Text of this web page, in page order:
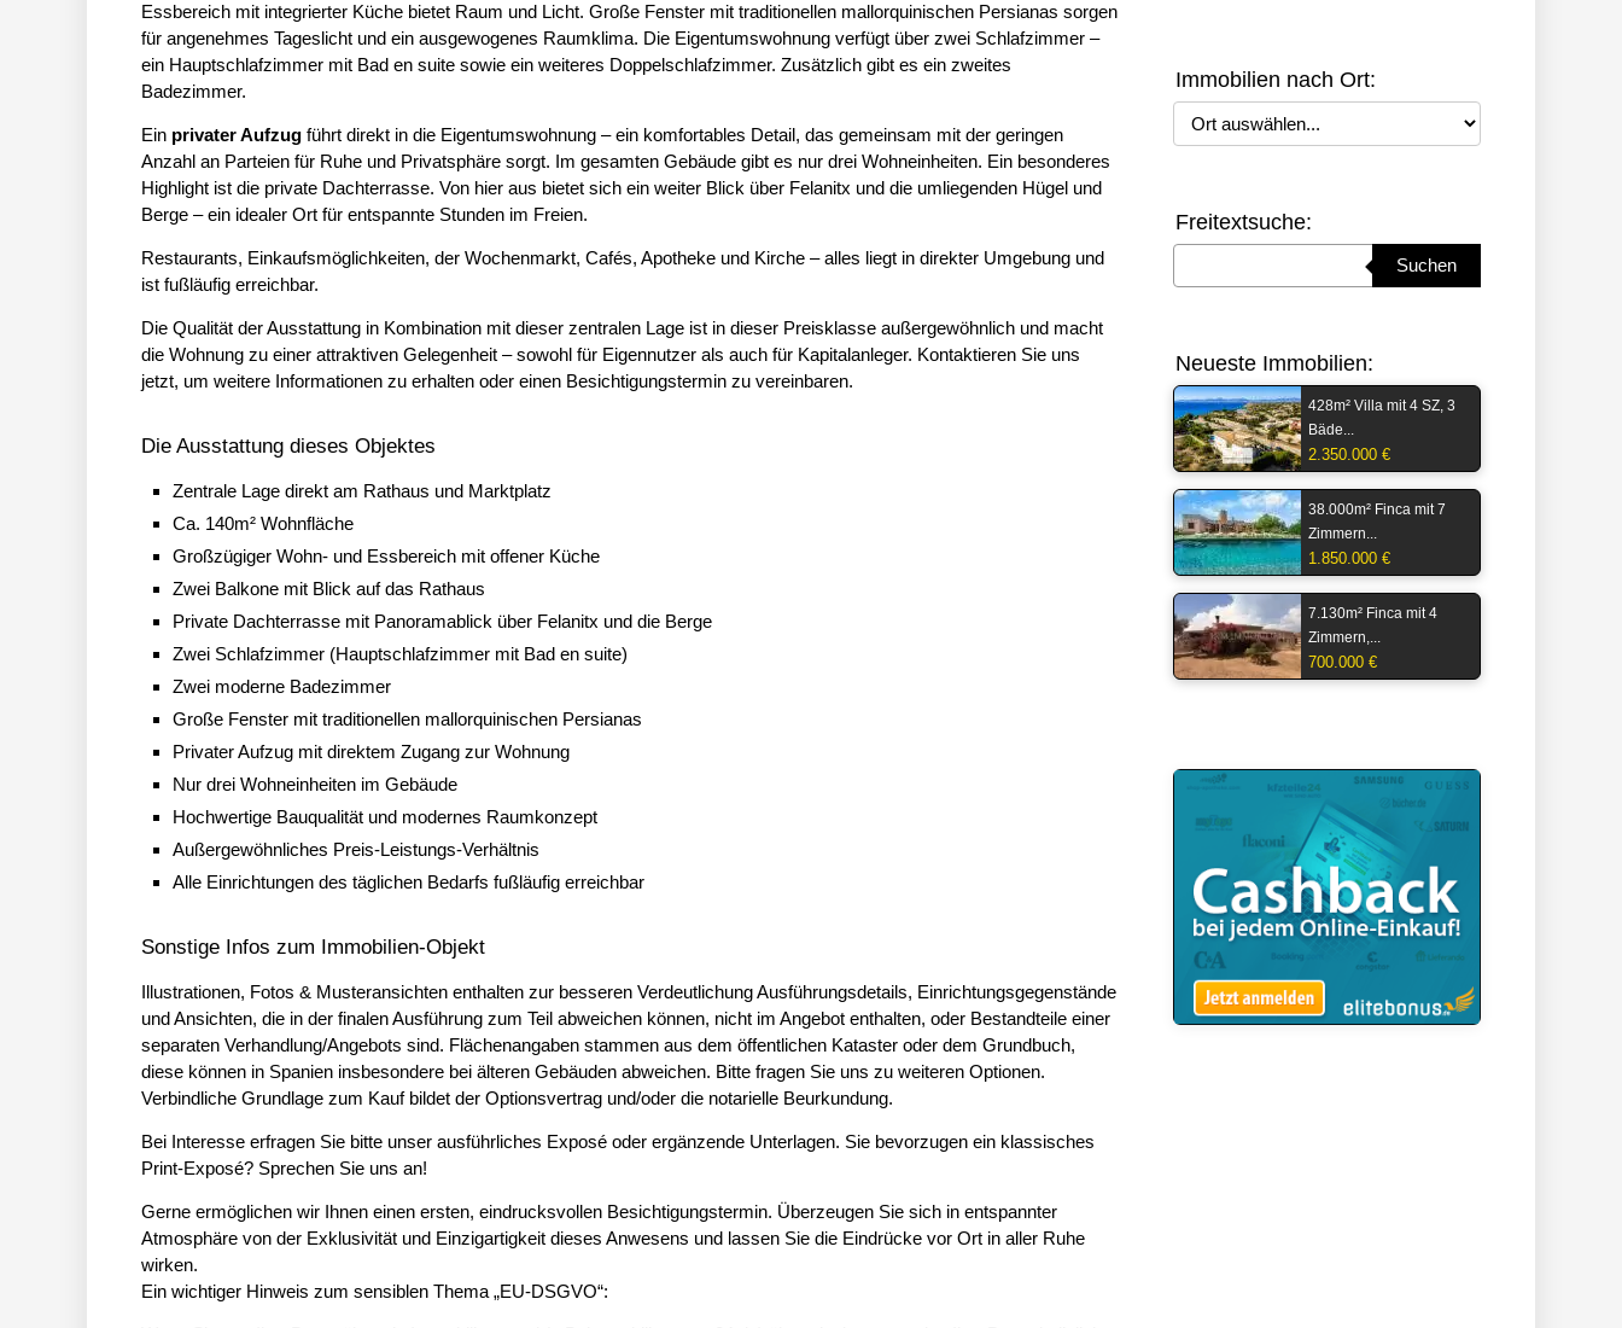
Essbereich mit integrierter Küche bietet Raum und Licht. Große Fenster mit traditionellen mallorquinischen Persianas sorgen
für angenehmes Tageslicht und ein ausgewogenes Raumklima. Die Eigentumswohnung verfügt über zwei Schlafzimmer –
ein Hauptschlafzimmer mit Bad en suite sowie ein weiteres Doppelschlafzimmer. Zusätzlich gibt es ein zweites
Badezimmer.
Ein privater Aufzug führt direkt in die Eigentumswohnung – ein komfortables Detail, das gemeinsam mit der geringen
Anzahl an Parteien für Ruhe und Privatsphäre sorgt. Im gesamten Gebäude gibt es nur drei Wohneinheiten. Ein besonderes
Highlight ist die private Dachterrasse. Von hier aus bietet sich ein weiter Blick über Felanitx und die umliegenden Hügel und
Berge – ein idealer Ort für entspannte Stunden im Freien.
Restaurants, Einkaufsmöglichkeiten, der Wochenmarkt, Cafés, Apotheke und Kirche – alles liegt in direkter Umgebung und
ist fußläufig erreichbar.
Die Qualität der Ausstattung in Kombination mit dieser zentralen Lage ist in dieser Preisklasse außergewöhnlich und macht
die Wohnung zu einer attraktiven Gelegenheit – sowohl für Eigennutzer als auch für Kapitalanleger. Kontaktieren Sie uns
jetzt, um weitere Informationen zu erhalten oder einen Besichtigungstermin zu vereinbaren.
Die Ausstattung dieses Objektes
Zentrale Lage direkt am Rathaus und Marktplatz
Ca. 140m² Wohnfläche
Großzügiger Wohn- und Essbereich mit offener Küche
Zwei Balkone mit Blick auf das Rathaus
Private Dachterrasse mit Panoramablick über Felanitx und die Berge
Zwei Schlafzimmer (Hauptschlafzimmer mit Bad en suite)
Zwei moderne Badezimmer
Große Fenster mit traditionellen mallorquinischen Persianas
Privater Aufzug mit direktem Zugang zur Wohnung
Nur drei Wohneinheiten im Gebäude
Hochwertige Bauqualität und modernes Raumkonzept
Außergewöhnliches Preis-Leistungs-Verhältnis
Alle Einrichtungen des täglichen Bedarfs fußläufig erreichbar
Sonstige Infos zum Immobilien-Objekt
Illustrationen, Fotos & Musteransichten enthalten zur besseren Verdeutlichung Ausführungsdetails, Einrichtungsgegenstände
und Ansichten, die in der finalen Ausführung zum Teil abweichen können, nicht im Angebot enthalten, oder Bestandteile einer
separaten Verhandlung/Angebots sind. Flächenangaben stammen aus dem öffentlichen Kataster oder dem Grundbuch,
diese können in Spanien insbesondere bei älteren Gebäuden abweichen. Bitte fragen Sie uns zu weiteren Optionen.
Verbindliche Grundlage zum Kauf bildet der Optionsvertrag und/oder die notarielle Beurkundung.
Bei Interesse erfragen Sie bitte unser ausführliches Exposé oder ergänzende Unterlagen. Sie bevorzugen ein klassisches
Print-Exposé? Sprechen Sie uns an!
Gerne ermöglichen wir Ihnen einen ersten, eindrucksvollen Besichtigungstermin. Überzeugen Sie sich in entspannter
Atmosphäre von der Exklusivität und Einzigartigkeit dieses Anwesens und lassen Sie die Eindrücke vor Ort in aller Ruhe
wirken.
Ein wichtiger Hinweis zum sensiblen Thema „EU-DSGVO“:
Immobilien nach Ort:
Ort auswählen
Freitextsuche:
Suchen
Neueste Immobilien:
428m² Villa mit 4 SZ, 3
Bäde...
2.350.000 €
38.000m² Finca mit 7
Zimmern...
1.850.000 €
7.130m² Finca mit 4
Zimmern,...
700.000 €